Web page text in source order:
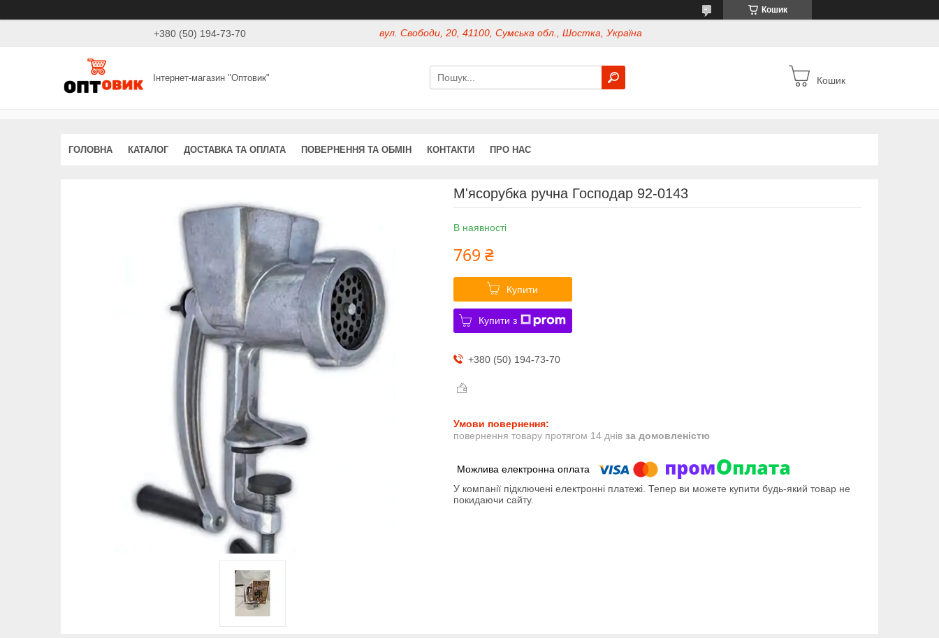
Кошик
+380 (50) 194-73-70 вул. Свободи, 20, 41100, Сумська обл., Шостка, Україна
Інтернет-магазин "Оптовик" Кошик
ГОЛОВНА КАТАЛОГ ДОСТАВКА ТА ОПЛАТА ПОВЕРНЕННЯ ТА ОБМІН КОНТАКТИ ПРО НАС
М'ясорубка ручна Господар 92-0143
В наявності
769 ₴
Купити
Купити з
+380 (50) 194-73-70
повернення товару протягом 14 днів за домовленістю
У компанії підключені електронні платежі. Тепер ви можете купити будь-який товар не
покидаючи сайту.